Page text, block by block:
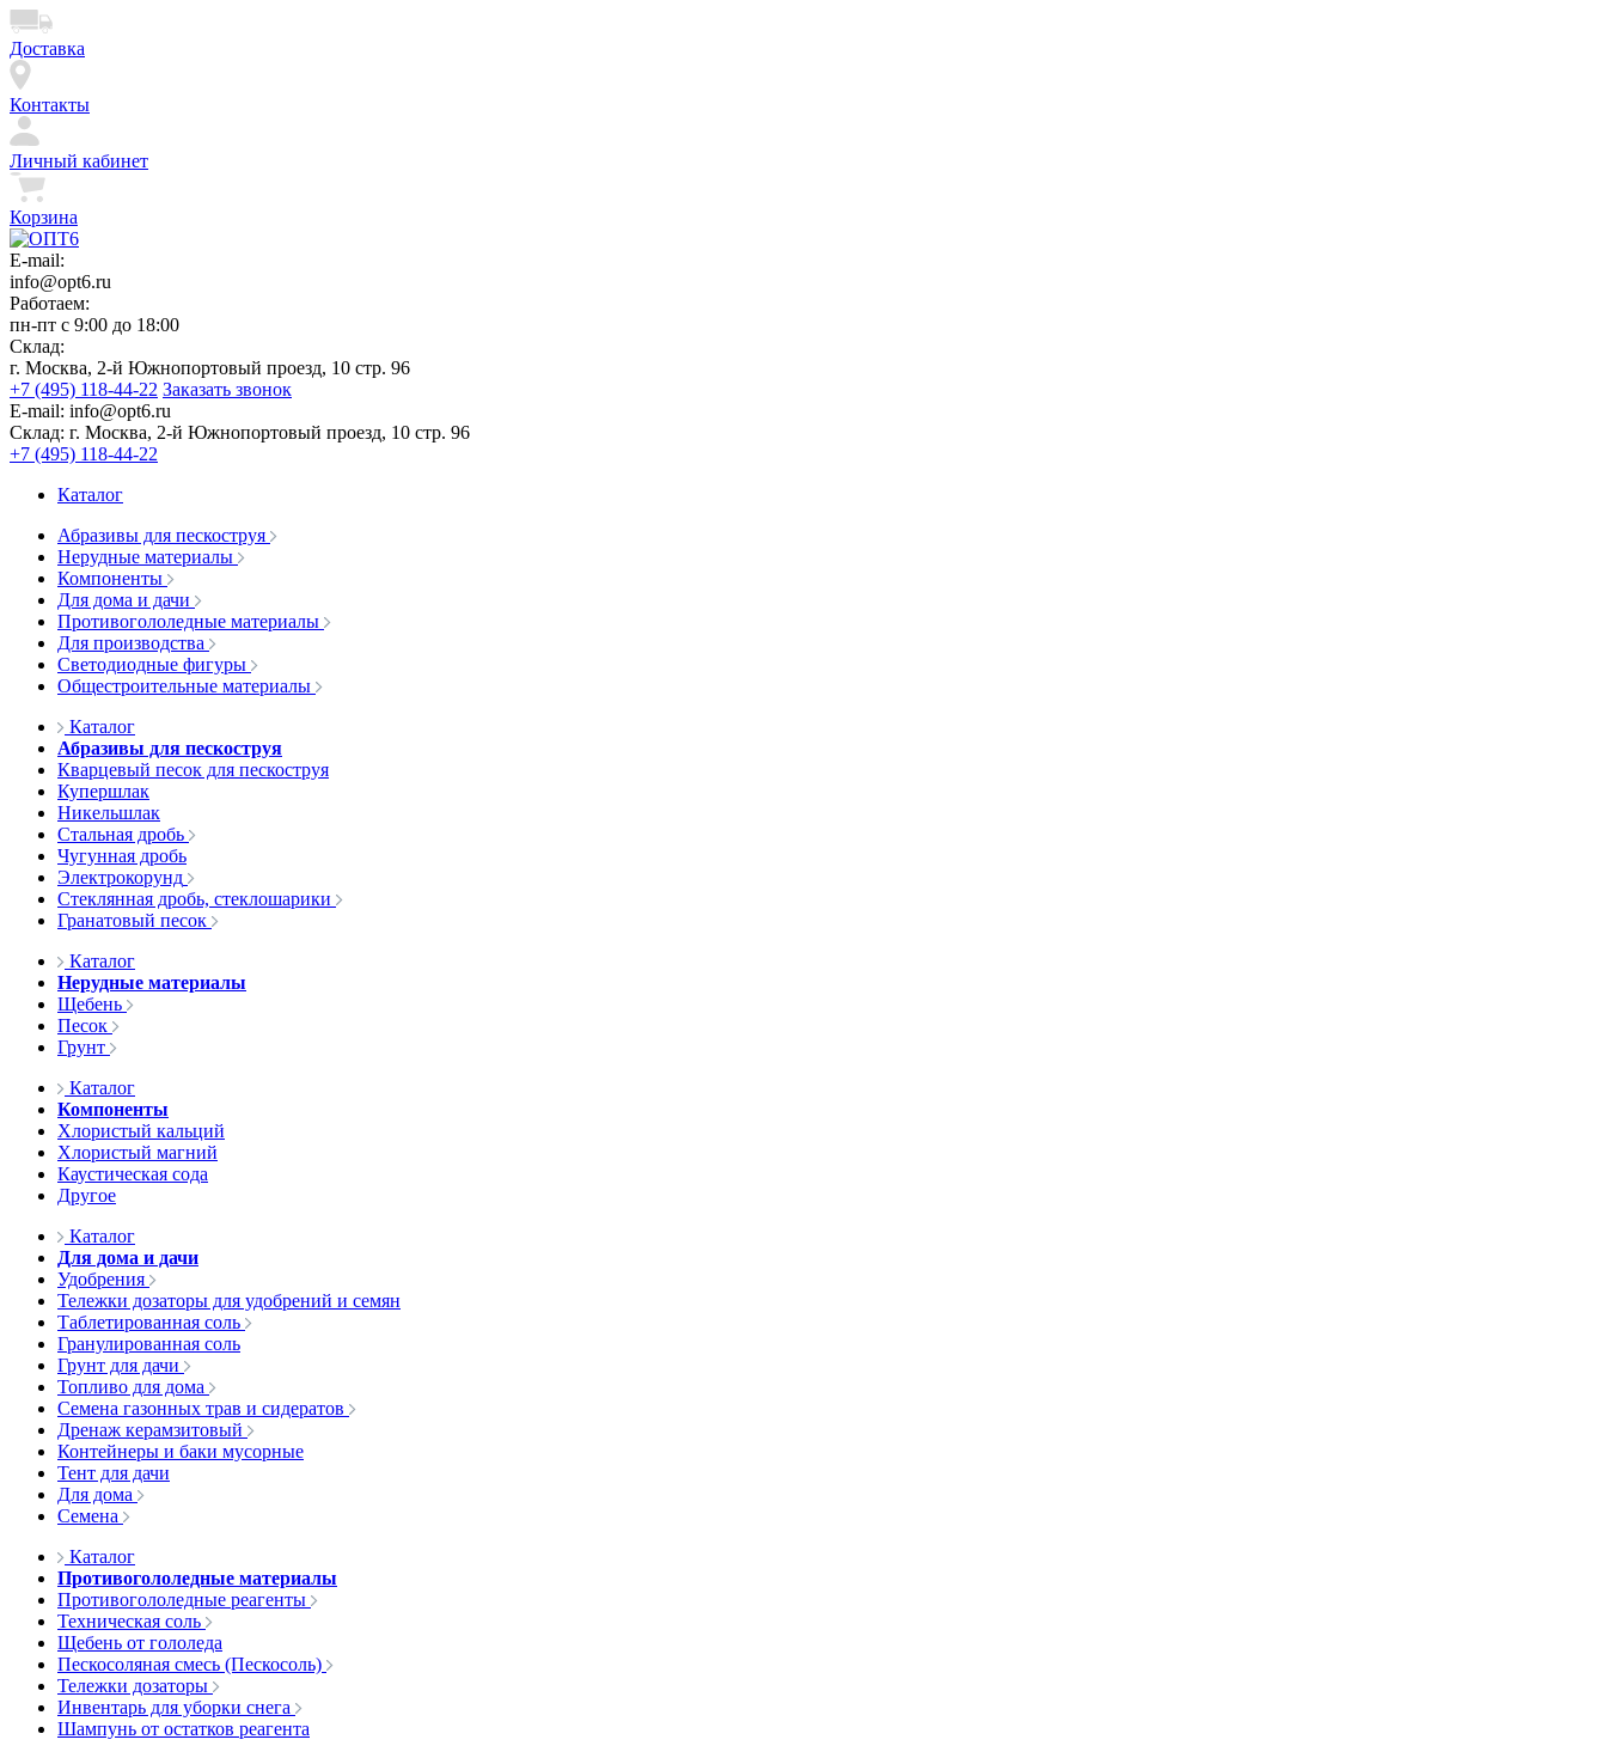
Доставка
Контакты
Личный кабинет
Корзина
E-mail:
info@opt6.ru
Работаем:
пн-пт с 9:00 до 18:00
Склад:
г. Москва, 2-й Южнопортовый проезд, 10 стр. 96
+7 (495) 118-44-22 Заказать звонок
E-mail: info@opt6.ru
Склад: г. Москва, 2-й Южнопортовый проезд, 10 стр. 96
+7 (495) 118-44-22
Каталог
Абразивы для пескоструя
Нерудные материалы
Компоненты
Для дома и дачи
Противогололедные материалы
Для производства
Светодиодные фигуры
Общестроительные материалы
Каталог
Абразивы для пескоструя
Кварцевый песок для пескоструя
Купершлак
Никельшлак
Стальная дробь
Чугунная дробь
Электрокорунд
Стеклянная дробь, стеклошарики
Гранатовый песок
Каталог
Нерудные материалы
Щебень
Песок
Грунт
Каталог
Компоненты
Хлористый кальций
Хлористый магний
Каустическая сода
Другое
Каталог
Для дома и дачи
Удобрения
Тележки дозаторы для удобрений и семян
Таблетированная соль
Гранулированная соль
Грунт для дачи
Топливо для дома
Семена газонных трав и сидератов
Дренаж керамзитовый
Контейнеры и баки мусорные
Тент для дачи
Для дома
Семена
Каталог
Противогололедные материалы
Противогололедные реагенты
Техническая соль
Щебень от гололеда
Пескосоляная смесь (Пескосоль)
Тележки дозаторы
Инвентарь для уборки снега
Шампунь от остатков реагента